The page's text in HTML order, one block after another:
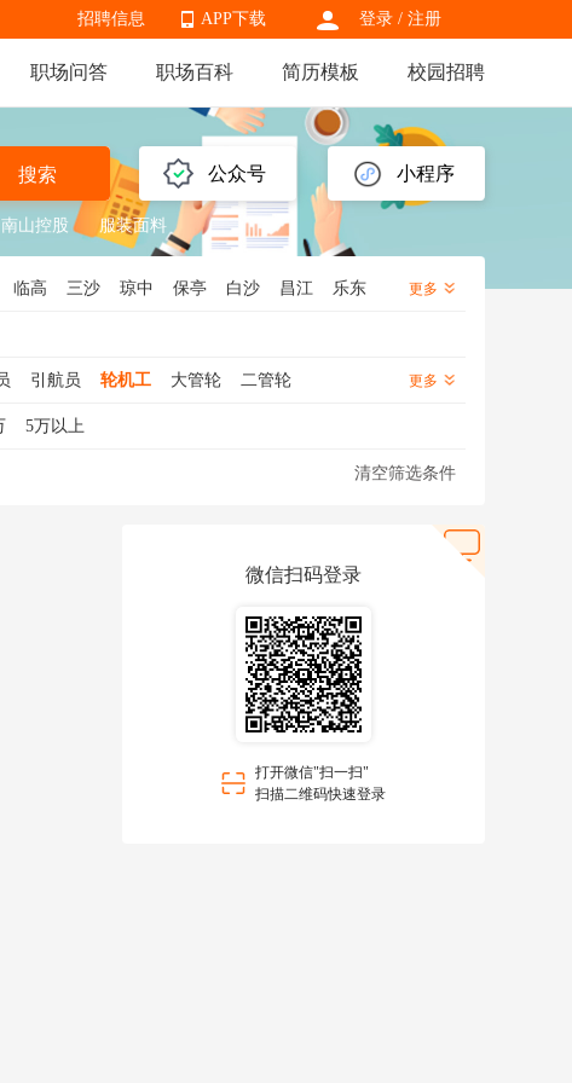
登录 / 注册
APP下载
APP下载
招聘信息
职场问答 职场百科 简历模板 校园招聘
公众号 小程序
搜索
南山控股 服装面料
临高 三沙 琼中 保亭 白沙 昌江
乐东
更多
引航员 轮机工 大管轮
二管轮
管理 航运
更多
5万以上
清空筛选条件
微信扫码登录
打开微信"扫一扫"
扫描二维码快速登录